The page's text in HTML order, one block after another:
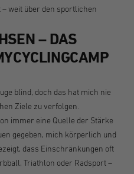
weit über den sportlichen
– DAS
blind, doch das hat mich nie
Ziele zu verfolgen.
immer eine Quelle der Stärke
gegeben, mich körperlich und
dass Einschränkungen oft
Triathlon oder Radsport –